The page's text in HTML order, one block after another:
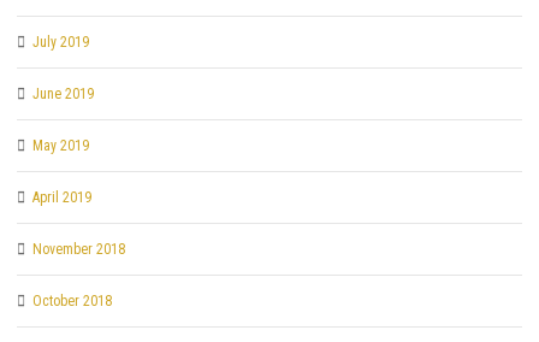
July 2019
June 2019
May 2019
April 2019
November 2018
October 2018